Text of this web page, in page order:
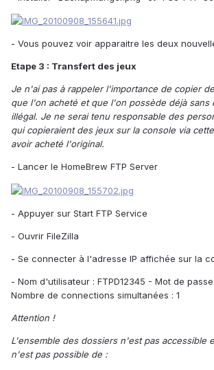
- Vous pouvez voir apparaitre les deux
Etape 3 : Transfert des jeux
Je n'ai pas à rappeler l'importance de copier
que l'on acheté et que l'on possède déjà sans
illégal. Je ne serai tenu responsable des
qui copieraient des jeux sur la console via
avoir acheté l'original.
- Lancer le HomeBrew FTP Server
- Appuyer sur Start FTP Service
- Ouvrir FileZilla
- Se connecter à l'adresse IP affichée sur la
- Nom d'utilisateur : FTPD12345 - Mot de
Nombre de connections simultanées : 1
Attention !
L'ensemble des dossiers n'est pas accessible
n'est pas possible de :